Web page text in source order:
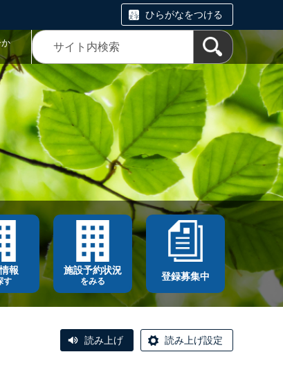
ひらがなをつける
報
す
施設予約状況
をみる 登録募集中
読み上げ 読み上げ設定